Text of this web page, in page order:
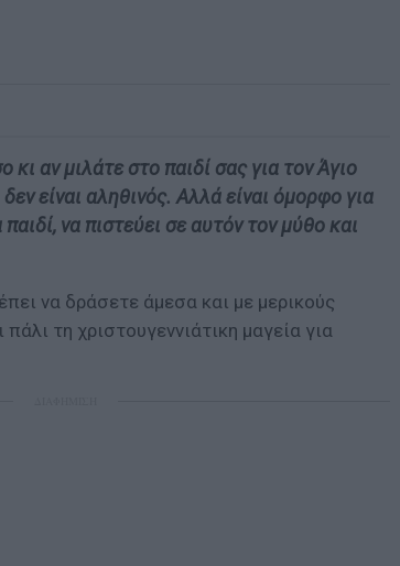
αν μιλάτε στο παιδί σας για τον Άγιο
είναι αληθινός. Αλλά είναι όμορφο για
να πιστεύει σε αυτόν τον μύθο και
να δράσετε άμεσα και με μερικούς
τη χριστουγεννιάτικη μαγεία για